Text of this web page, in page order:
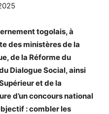
togolais, à
des ministères de la
de la Réforme du
Dialogue Social, ainsi
et de la
d’un concours national
: combler les